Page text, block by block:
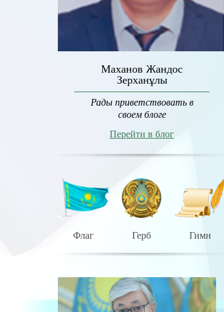
Маханов Жандос
Зерханұлы
Рады приветствовать в
своем блоге
Перейти в блог
Флаг Герб Гимн